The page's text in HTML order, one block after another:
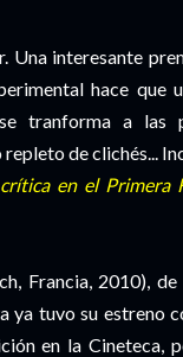
interesante
hace que
se tranforma a
de clichés...
en el Primera
Francia, 2010),
tuvo su estreno
en la Cineteca,